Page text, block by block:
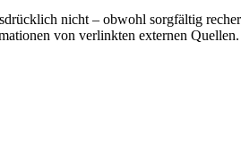
nicht – obwohl sorgfältig
von verlinkten externen Quellen.